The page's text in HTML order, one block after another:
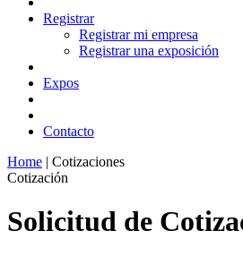
Registrar
Registrar mi empresa
Registrar una exposición
Expos
Contacto
Home | Cotizaciones
Cotización
Solicitud de